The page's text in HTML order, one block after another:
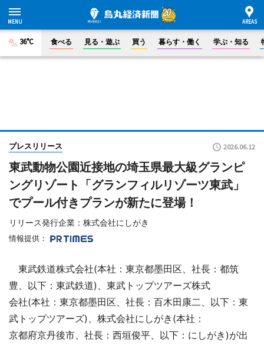
36°C 食べる 見る・遊ぶ 買う 暮らす・働く 学ぶ・知る
プレスリリース 2026.06.12
東武動物公園近接地の埼玉県最大級グランピ
ングリゾート「グランフィルリゾーツ東武」
でプール付きプランが新たに登場！
リリース発行企業：株式会社にしがき
情報提供：
東武鉄道株式会社(本社：東京都墨田区、社長：都筑
豊、以下：東武鉄道)、東武トップツアーズ株式
会社(本社：東京都墨田区、社長：百木田康二、以下：東
武トップツアーズ)、株式会社にしがき(本社：
京都府京丹後市、社長：西垣俊平、以下：にしがき)が出